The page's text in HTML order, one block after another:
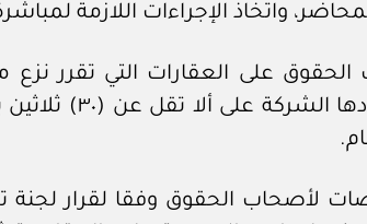
واتخاذ الإجراءات اللازمة
على العقارات التي تقرر
وشاغليها بوجوب
لأصحاب الحقوق وفقا لقرار لجنة